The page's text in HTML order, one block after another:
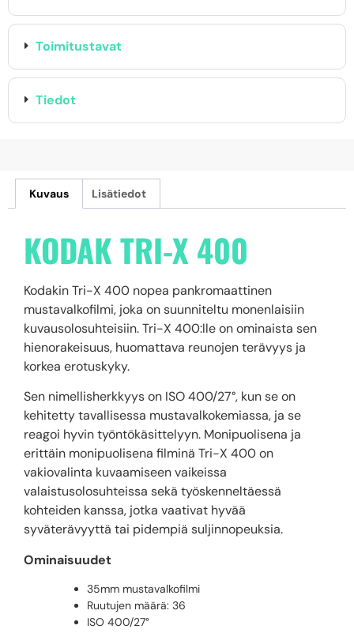
Toimitustavat
Tiedot
Kuvaus Lisätiedot
KODAK TRI-X 400
Kodakin Tri-X 400 nopea pankromaattinen
mustavalkofilmi, joka on suunniteltu monenlaisiin
kuvausolosuhteisiin. Tri-X 400:lle on ominaista sen
hienorakeisuus, huomattava reunojen terävyys ja
korkea erotuskyky.
Sen nimellisherkkyys on ISO 400/27°, kun se on
kehitetty tavallisessa mustavalkokemiassa, ja se
reagoi hyvin työntökäsittelyyn. Monipuolisena ja
erittäin monipuolisena filminä Tri-X 400 on
vakiovalinta kuvaamiseen vaikeissa
valaistusolosuhteissa sekä työskenneltäessä
kohteiden kanssa, jotka vaativat hyvää
syväterävyyttä tai pidempiä suljinnopeuksia.
Ominaisuudet
35mm mustavalkofilmi
Ruutujen määrä: 36
ISO 400/27°